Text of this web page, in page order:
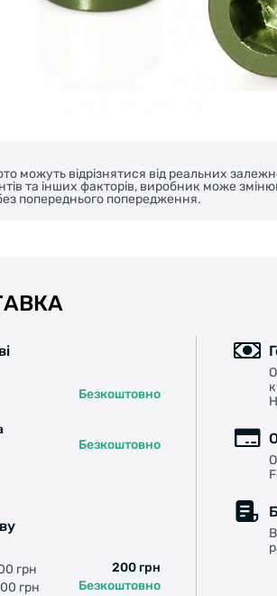
можуть відрізнятися від реальних
та інших факторів, виробник може
попереднього попередження.
Безкоштовно
Безкоштовно
грн
200 грн
грн
Безкоштовно